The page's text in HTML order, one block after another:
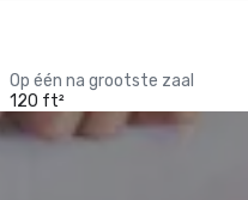
Op één na grootste zaal
120 ft²